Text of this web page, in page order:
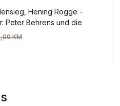
Hening Rogge -
Peter Behrens und die
KM